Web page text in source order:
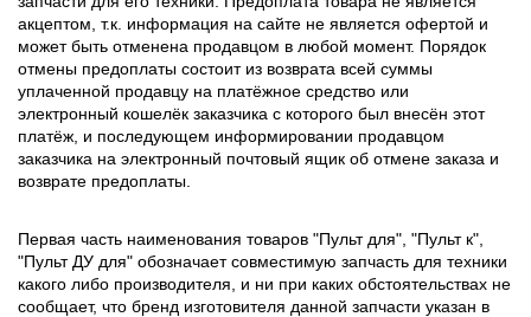
акцептом, т.к. информация на сайте не является офертой и
может быть отменена продавцом в любой момент. Порядок
отмены предоплаты состоит из возврата всей суммы
уплаченной продавцу на платёжное средство или
электронный кошелёк заказчика с которого был внесён этот
платёж, и последующем информировании продавцом
заказчика на электронный почтовый ящик об отмене заказа и
возврате предоплаты.
Первая часть наименования товаров "Пульт для", "Пульт к",
"Пульт ДУ для" обозначает совместимую запчасть для техники
какого либо производителя, и ни при каких обстоятельствах не
сообщает, что бренд изготовителя данной запчасти указан в